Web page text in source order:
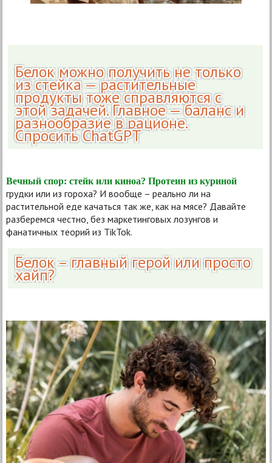
Белок можно получить не только
из стейка — растительные
продукты тоже справляются с
этой задачей. Главное — баланс и
разнообразие в рационе.
Спросить ChatGPT
Вечный спор: стейк или киноа? Протеин из куриной
грудки или из гороха? И вообще – реально ли на
растительной еде качаться так же, как на мясе? Давайте
разберемся честно, без маркетинговых лозунгов и
фанатичных теорий из TikTok.
Белок – главный герой или просто
хайп?